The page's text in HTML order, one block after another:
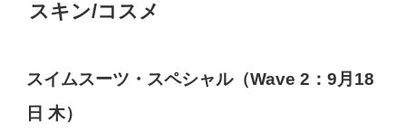
スキン/コスメ
スイムスーツ・スペシャル（Wave 2：9月18
日 木）